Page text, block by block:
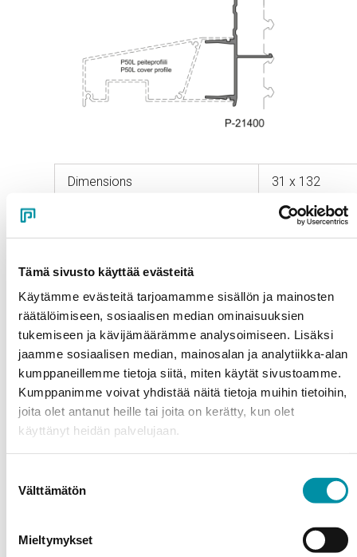
Tämä sivusto käyttää evästeitä
Käytämme evästeitä tarjoamamme sisällön ja mainosten
räätälöimiseen, sosiaalisen median ominaisuuksien
tukemiseen ja kävijämäärämme analysoimiseen. Lisäksi
jaamme sosiaalisen median, mainosalan ja analytiikka-alan
kumppaneillemme tietoja siitä, miten käytät sivustoamme.
Kumppanimme voivat yhdistää näitä tietoja muihin tietoihin,
joita olet antanut heille tai joita on kerätty, kun olet
käyttänyt heidän palvelujaan.
valinta
Välttämätön
Mieltymykset
Dimensions 31 x 132
Vain 132,5
mm
Total depth with mounting
profile
Max. allowable span 1 600 mm
Surface treatment options
Powder coating
painted surface. You can freely choose the colour
shade and gloss level according to your preferences. At
textured and pearlescent effects can also be achieved.